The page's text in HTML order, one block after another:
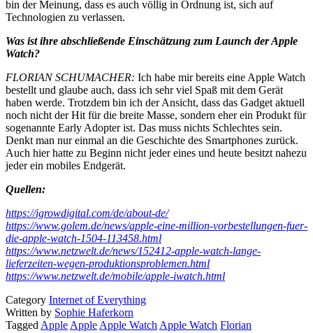
bin der Meinung, dass es auch völlig in Ordnung ist, sich auf
Technologien zu verlassen.
Was ist ihre abschließende Einschätzung zum Launch der Apple
Watch?
FLORIAN SCHUMACHER: Ich habe mir bereits eine Apple Watch
bestellt und glaube auch, dass ich sehr viel Spaß mit dem Gerät
haben werde. Trotzdem bin ich der Ansicht, dass das Gadget aktuell
noch nicht der Hit für die breite Masse, sondern eher ein Produkt für
sogenannte Early Adopter ist. Das muss nichts Schlechtes sein.
Denkt man nur einmal an die Geschichte des Smartphones zurück.
Auch hier hatte zu Beginn nicht jeder eines und heute besitzt nahezu
jeder ein mobiles Endgerät.
Quellen:
https://igrowdigital.com/de/about-de/
https://www.golem.de/news/apple-eine-million-vorbestellungen-fuer-
die-apple-watch-1504-113458.html
https://www.netzwelt.de/news/152412-apple-watch-lange-
lieferzeiten-wegen-produktionsproblemen.html
https://www.netzwelt.de/mobile/apple-iwatch.html
Category Internet of Everything
Written by Sophie Haferkorn
Tagged Apple Apple Apple Watch Apple Watch Florian